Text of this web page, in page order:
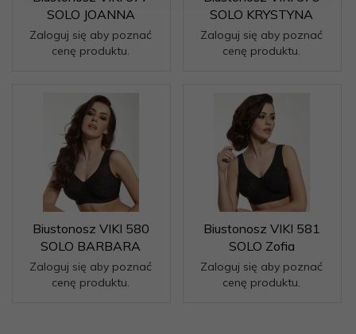
SOLO JOANNA
Zaloguj się aby poznać
cenę produktu.
SOLO KRYSTYNA
Zaloguj się aby poznać
cenę produktu.
Biustonosz VIKI 580
SOLO BARBARA
Zaloguj się aby poznać
cenę produktu.
Biustonosz VIKI 581
SOLO Zofia
Zaloguj się aby poznać
cenę produktu.